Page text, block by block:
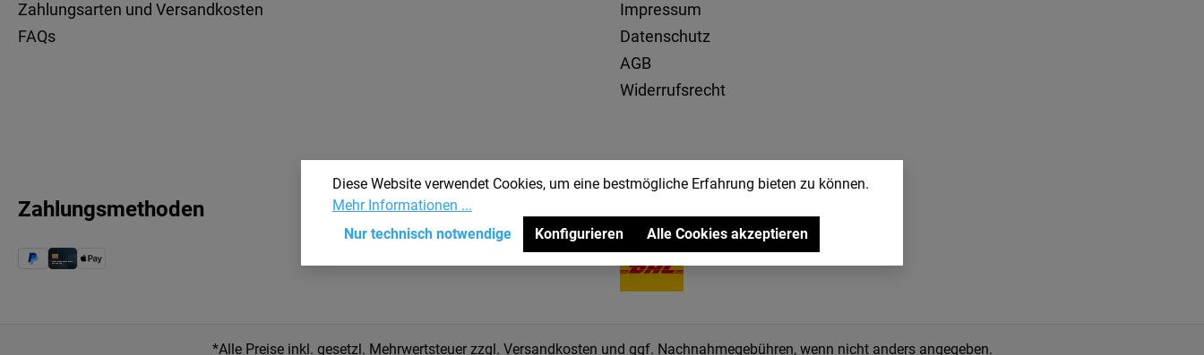
Zahlungsarten und Versandkosten
FAQs
Impressum
Datenschutz
AGB
Widerrufsrecht
Zahlungsmethoden
*Alle Preise inkl. gesetzl. Mehrwertsteuer zzgl. Versandkosten und ggf. Nachnahmegebühren, wenn nicht anders angegeben.
Diese Website verwendet Cookies, um eine bestmögliche Erfahrung bieten zu können.
Mehr Informationen ...
Nur technisch notwendige
Konfigurieren Alle Cookies akzeptieren